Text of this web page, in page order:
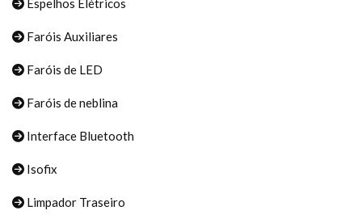
Espelhos Elétricos
Faróis Auxiliares
Faróis de LED
Faróis de neblina
Interface Bluetooth
Isofix
Limpador Traseiro